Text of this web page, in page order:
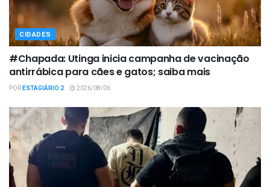
CIDADES
#Chapada: Utinga inicia campanha de vacinação
antirrábica para cães e gatos; saiba mais
PORESTAGIÁRIO 2 2026/08/06